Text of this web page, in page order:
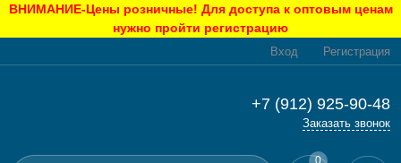
ВНИМАНИЕ-Цены розничные! Для доступа к оптовым ценам
нужно пройти регистрацию
Вход Регистрация
+7 (912) 925-90-48
Заказать звонок
0